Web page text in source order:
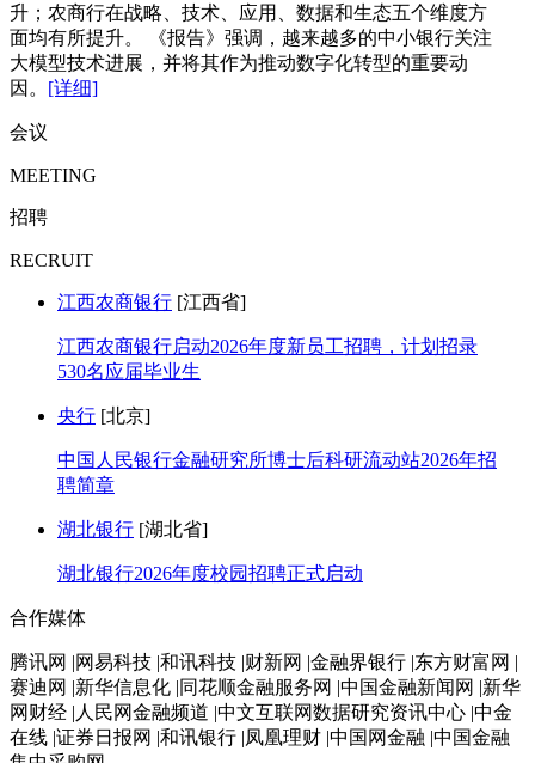
升；农商行在战略、技术、应用、数据和生态五个维度方
面均有所提升。 《报告》强调，越来越多的中小银行关注
大模型技术进展，并将其作为推动数字化转型的重要动
因。 [详细]
会议
MEETING
招聘
RECRUIT
江西农商银行 [江西省]
江西农商银行启动2026年度新员工招聘，计划招录
530名应届毕业生
央行 [北京]
中国人民银行金融研究所博士后科研流动站2026年招
聘简章
湖北银行 [湖北省]
湖北银行2026年度校园招聘正式启动
合作媒体
腾讯网 |网易科技 |和讯科技 |财新网 |金融界银行 |东方财富网 |
赛迪网 |新华信息化 |同花顺金融服务网 |中国金融新闻网 |新华
网财经 |人民网金融频道 |中文互联网数据研究资讯中心 |中金
在线 |证券日报网 |和讯银行 |凤凰理财 |中国网金融 |中国金融